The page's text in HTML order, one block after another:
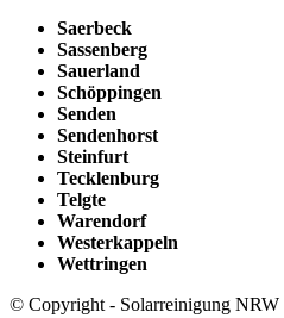
Saerbeck
Sassenberg
Sauerland
Schöppingen
Senden
Sendenhorst
Steinfurt
Tecklenburg
Telgte
Warendorf
Westerkappeln
Wettringen
© Copyright - Solarreinigung NRW